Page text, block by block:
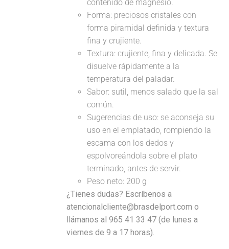
contenido de magnesio.
Forma: preciosos cristales con
forma piramidal definida y textura
fina y crujiente.
Textura: crujiente, fina y delicada. Se
disuelve rápidamente a la
temperatura del paladar.
Sabor: sutil, menos salado que la sal
común.
Sugerencias de uso: se aconseja su
uso en el emplatado, rompiendo la
escama con los dedos y
espolvoreándola sobre el plato
terminado, antes de servir.
Peso neto: 200 g
¿Tienes dudas? Escríbenos a
atencionalcliente@brasdelport.com o
llámanos al 965 41 33 47 (de lunes a
viernes de 9 a 17 horas).